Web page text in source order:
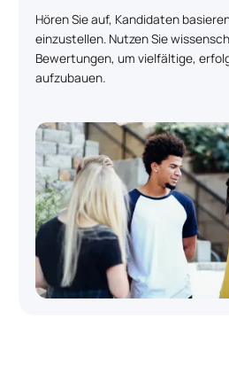
Hören Sie auf, Kandidaten
einzustellen. Nutzen Sie
Bewertungen, um vielfältige,
aufzubauen.